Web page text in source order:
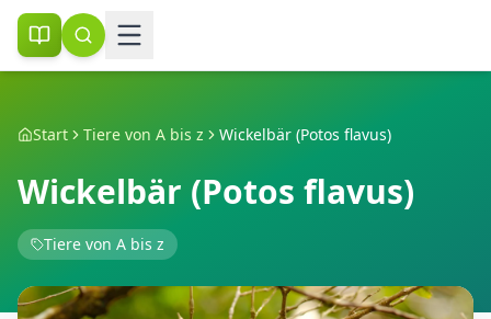
Start Tiere von A bis z Wickelbär (Potos flavus)
Wickelbär (Potos flavus)
Tiere von A bis z